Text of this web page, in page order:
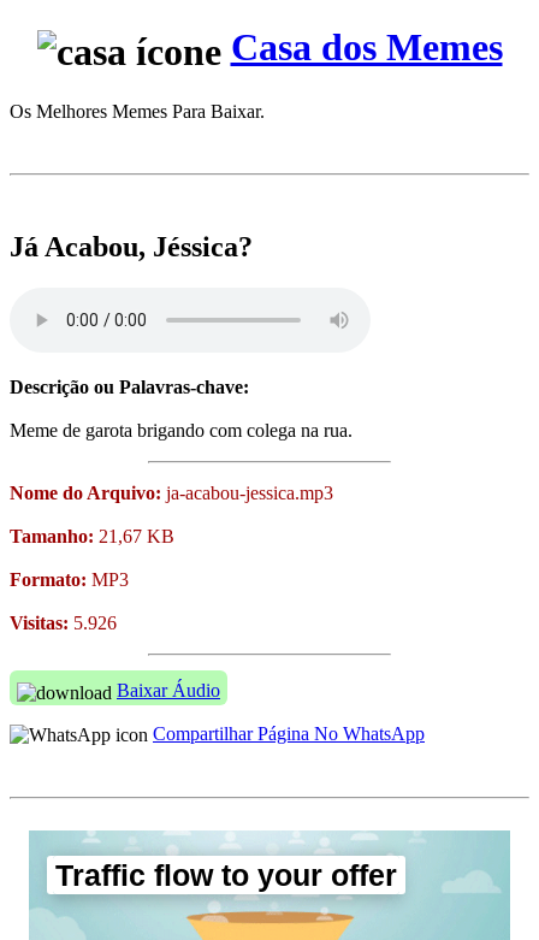
Casa dos Memes
Os Melhores Memes Para Baixar.
Já Acabou, Jéssica?
Descrição ou Palavras-chave:
Meme de garota brigando com colega na rua.
Nome do Arquivo: ja-acabou-jessica.mp3
Tamanho: 21,67 KB
Formato: MP3
Visitas: 5.926
Baixar Áudio
Compartilhar Página No WhatsApp
Traffic flow to your offer